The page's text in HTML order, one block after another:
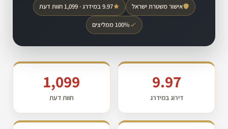
אישור משטרת ישראל 9.97 במידרג · 1,099 חוות דעת
100% ממליצים
9.97
דירוג במידרג
1,099
חוות דעת